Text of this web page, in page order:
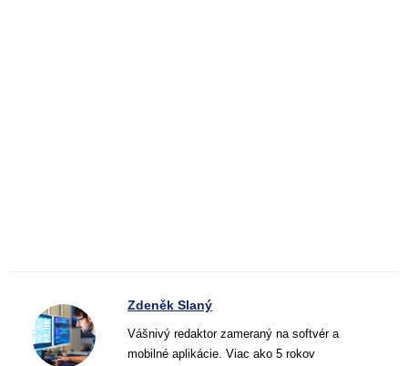
Zdeněk Slaný
Vášnivý redaktor zameraný na softvér a
mobilné aplikácie. Viac ako 5 rokov